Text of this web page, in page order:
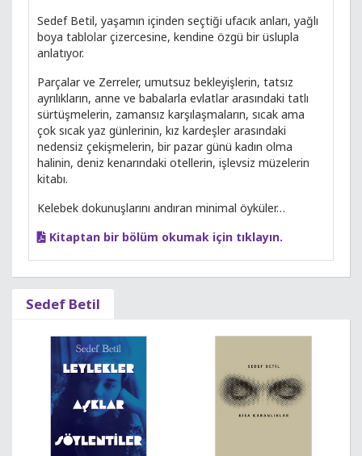
Sedef Betil, yaşamın içinden seçtiği ufacık anları, yağlı
boya tablolar çizercesine, kendine özgü bir üslupla
anlatıyor.
Parçalar ve Zerreler, umutsuz bekleyişlerin, tatsız
ayrılıkların, anne ve babalarla evlatlar arasındaki tatlı
sürtüşmelerin, zamansız karşılaşmaların, sıcak ama
çok sıcak yaz günlerinin, kız kardeşler arasındaki
nedensiz çekişmelerin, bir pazar günü kadın olma
halinin, deniz kenarındaki otellerin, işlevsiz müzelerin
kitabı.
Kelebek dokunuşlarını andıran minimal öyküler…
Kitaptan bir bölüm okumak için tıklayın.
Sedef Betil